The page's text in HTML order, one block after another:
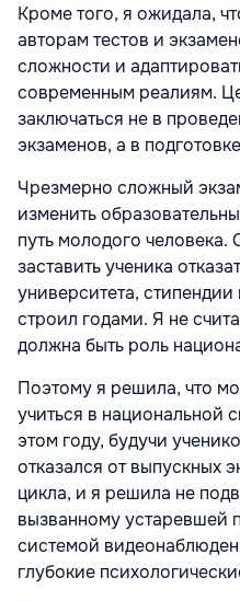
Кроме того, я ожидала,
авторам тестов и
сложности и
современным реалиям.
заключаться не в
экзаменов, а в
Чрезмерно сложный
изменить
путь молодого человека.
заставить ученика
университета,
строил годами. Я не
должна быть роль
Поэтому я решила, что
учиться в национальной
этом году, будучи
отказался от выпускных
цикла, и я решила не
вызванному устаревшей
системой
глубокие